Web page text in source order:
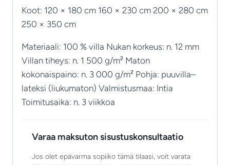
Koot: 120 × 180 cm 160 × 230 cm 200 × 280 cm
250 × 350 cm
Materiaali: 100 % villa Nukan korkeus: n. 12 mm
Villan tiheys: n. 1 500 g/m² Maton
kokonaispaino: n. 3 000 g/m² Pohja: puuvilla–
lateksi (liukumaton) Valmistusmaa: Intia
Toimitusaika: n. 3 viikkoa
Varaa maksuton sisustuskonsultaatio
Jos olet epävarma sopiiko tämä tilaasi, voit varata